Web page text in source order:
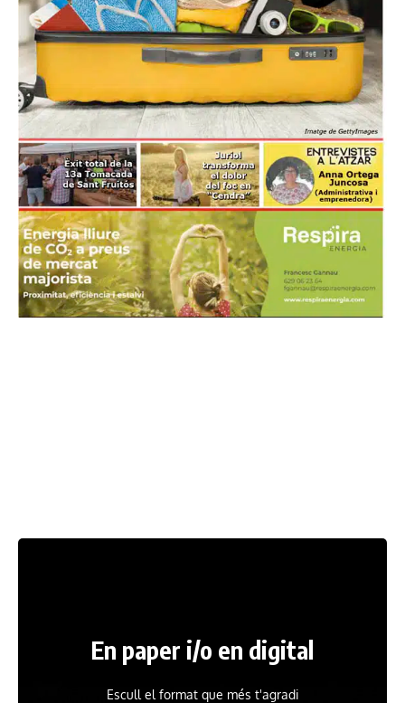
En paper i/o en digital
Escull el format que més t'agradi